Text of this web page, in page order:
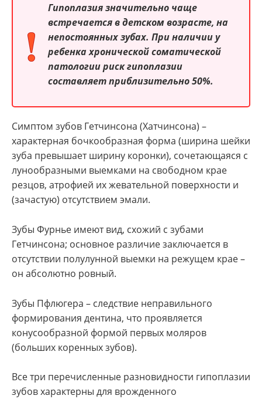
Гипоплазия значительно чаще
встречается в детском возрасте, на
непостоянных зубах. При наличии у
ребенка хронической соматической
патологии риск гипоплазии
составляет приблизительно 50%.
Симптом зубов Гетчинсона (Хатчинсона) –
характерная бочкообразная форма (ширина шейки
зуба превышает ширину коронки), сочетающаяся с
лунообразными выемками на свободном крае
резцов, атрофией их жевательной поверхности и
(зачастую) отсутствием эмали.
Зубы Фурнье имеют вид, схожий с зубами
Гетчинсона; основное различие заключается в
отсутствии полулунной выемки на режущем крае –
он абсолютно ровный.
Зубы Пфлюгера – следствие неправильного
формирования дентина, что проявляется
конусообразной формой первых моляров
(больших коренных зубов).
Все три перечисленные разновидности гипоплазии
зубов характерны для врожденного